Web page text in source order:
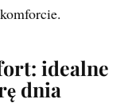
idealne
dnia